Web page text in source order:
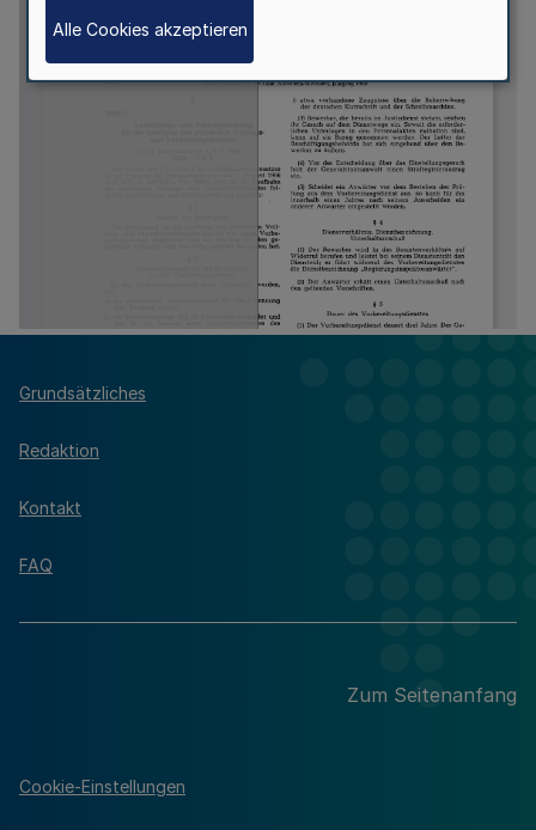
Grundsätzliches
Redaktion
Kontakt
FAQ
Zum Seitenanfang
Cookie-Einstellungen
Alle Cookies akzeptieren